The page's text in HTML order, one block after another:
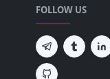
FOLLOW US